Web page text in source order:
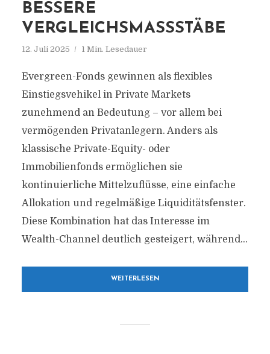
BESSERE
VERGLEICHSMASSSTÄBE
12. Juli 2025 1 Min. Lesedauer
Evergreen-Fonds gewinnen als flexibles
Einstiegsvehikel in Private Markets
zunehmend an Bedeutung – vor allem bei
vermögenden Privatanlegern. Anders als
klassische Private-Equity- oder
Immobilienfonds ermöglichen sie
kontinuierliche Mittelzuflüsse, eine einfache
Allokation und regelmäßige Liquiditätsfenster.
Diese Kombination hat das Interesse im
Wealth-Channel deutlich gesteigert, während...
WEITERLESEN